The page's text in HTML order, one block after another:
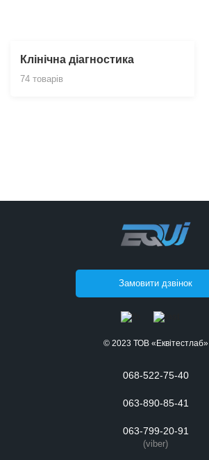
Клінічна діагностика
74 товарів
Замовити дзвінок
© 2023 ТОВ «Еквітестлаб»
068-522-75-40
063-890-85-41
063-799-20-91
(viber)